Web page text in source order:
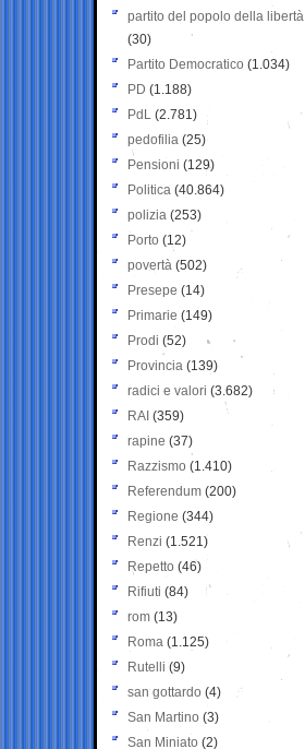
partito del popolo della libertà
(30)
Partito Democratico (1.034)
PD (1.188)
PdL (2.781)
pedofilia (25)
Pensioni (129)
Politica (40.864)
polizia (253)
Porto (12)
povertà (502)
Presepe (14)
Primarie (149)
Prodi (52)
Provincia (139)
radici e valori (3.682)
RAI (359)
rapine (37)
Razzismo (1.410)
Referendum (200)
Regione (344)
Renzi (1.521)
Repetto (46)
Rifiuti (84)
rom (13)
Roma (1.125)
Rutelli (9)
san gottardo (4)
San Martino (3)
San Miniato (2)